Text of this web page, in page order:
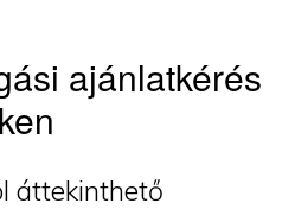
ajánlatkérés
áttekinthető